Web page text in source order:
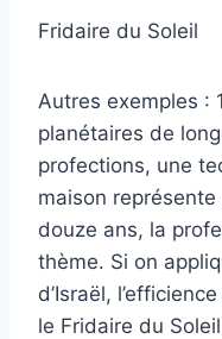
Fridaire du Soleil
Autres exemples :
planétaires de
profections, une
maison représente
douze ans, la
thème. Si on
d’Israël,
le Fridaire du